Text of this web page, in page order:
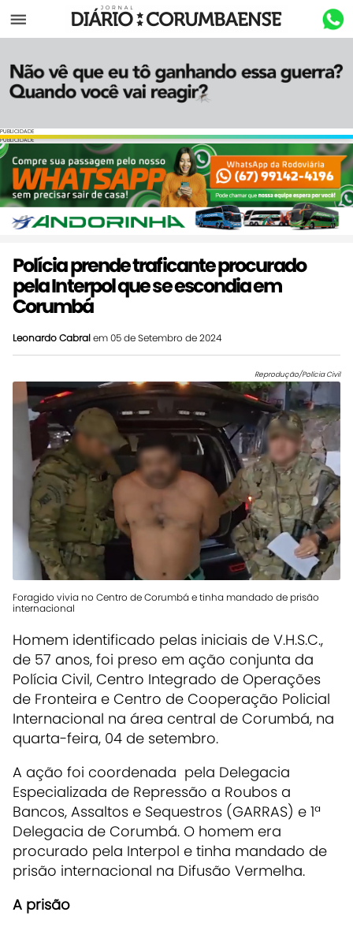
Menu
PUBLICIDADE
PUBLICIDADE
Polícia prende traficante procurado
pela Interpol que se escondia em
Corumbá
Leonardo Cabralem 05 de Setembro de 2024
Reprodução/Polícia Civil
Foragido vivia no Centro de Corumbá e tinha mandado de prisão
internacional
Homem identificado pelas iniciais de V.H.S.C.,
de 57 anos, foi preso em ação conjunta da
Polícia Civil, Centro Integrado de Operações
de Fronteira e Centro de Cooperação Policial
Internacional na área central de Corumbá, na
quarta-feira, 04 de setembro.
A ação foi coordenada pela Delegacia
Especializada de Repressão a Roubos a
Bancos, Assaltos e Sequestros (GARRAS) e 1ª
Delegacia de Corumbá. O homem era
procurado pela Interpol e tinha mandado de
prisão internacional na Difusão Vermelha.
A prisão